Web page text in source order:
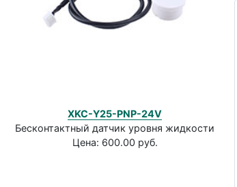
XKC-Y25-PNP-24V
Бесконтактный датчик уровня жидкости
Цена: 600.00 руб.